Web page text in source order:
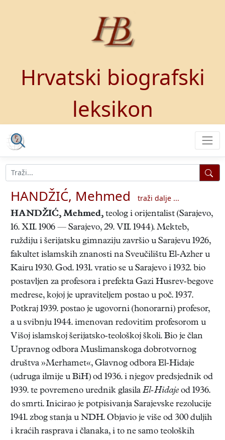
Hrvatski biografski
leksikon
HANDŽIĆ, Mehmed
traži dalje ...
HANDŽIĆ, Mehmed, teolog i orijentalist (Sarajevo,
16. XII. 1906 — Sarajevo, 29. VII. 1944). Mekteb,
ruždiju i šerijatsku gimnaziju završio u Sarajevu 1926,
fakultet islamskih znanosti na Sveučilištu El-Azher u
Kairu 1930. God. 1931. vratio se u Sarajevo i 1932. bio
postavljen za profesora i prefekta Gazi Husrev-begove
medrese, kojoj je upraviteljem postao u poč. 1937.
Potkraj 1939. postao je ugovorni (honorarni) profesor,
a u svibnju 1944. imenovan redovitim profesorom u
Višoj islamskoj šerijatsko-teološkoj školi. Bio je član
Upravnog odbora Muslimanskoga dobrotvornog
društva »Merhamet«, Glavnog odbora El-Hidaje
(udruga ilmije u BiH) od 1936. i njegov predsjednik od
1939. te povremeno urednik glasila El-Hidaje od 1936.
do smrti. Inicirao je potpisivanja Sarajevske rezolucije
1941. zbog stanja u NDH. Objavio je više od 300 duljih
i kraćih rasprava i članaka, i to ne samo teoloških